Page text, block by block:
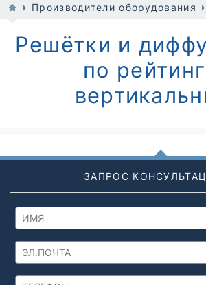
Производители оборудования
Решётки и
по
ЗАПРОС